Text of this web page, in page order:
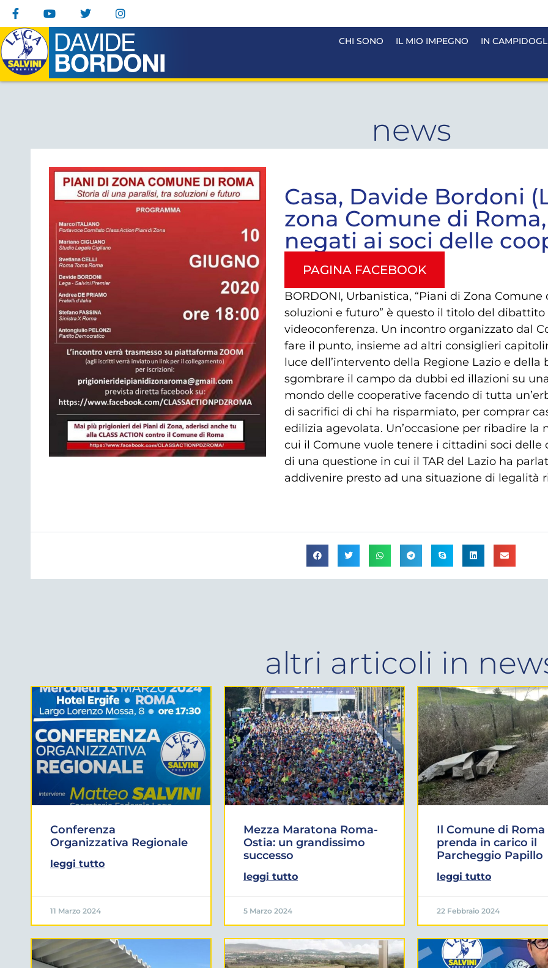
CHI SONO IL MIO IMPEGNO IN
news
Casa, Davide Bordoni
zona Comune di
negati ai soci delle
PAGINA FACEBOOK
BORDONI, Urbanistica, “Piani di Zona
soluzioni e futuro” è questo il titolo del
videoconferenza. Un incontro organizzato dal
fare il punto, insieme ad altri consiglieri
luce dell’intervento della Regione Lazio e della
sgombrare il campo da dubbi ed illazioni su
mondo delle cooperative facendo di tutta
di sacrifici di chi ha risparmiato, per comprar
edilizia agevolata. Un’occasione per ribadire
cui il Comune vuole tenere i cittadini soci
di una questione in cui il TAR del Lazio ha
addivenire presto ad una situazione di legalità
altri articoli in
Conferenza
Organizzativa Regionale
leggi tutto
11 Marzo 2024
Mezza Maratona Roma-
Ostia: un grandissimo
successo
leggi tutto
5 Marzo 2024
Il Comune di Roma
prenda in carico il
Parcheggio Papillo
leggi tutto
22 Febbraio 2024